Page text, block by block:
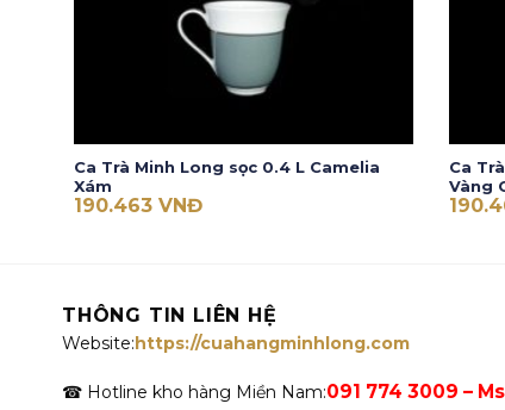
Ca Trà Minh Long sọc 0.4 L Camelia
Xám
190.463 VNĐ
Ca
Vàng
THÔNG TIN LIÊN HỆ
Website:https://cuahangminhlong.com
☎ Hotline kho hàng Miền Nam:091 774 3009 –